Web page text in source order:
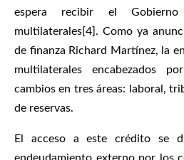
espera recibir el
multilaterales[4]. Como ya
de finanza Richard Martínez, la
multilaterales encabezados
cambios en tres áreas: laboral,
de reservas.
El acceso a este crédito se